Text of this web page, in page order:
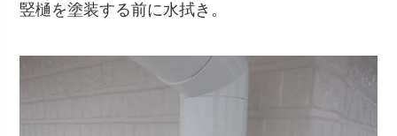
竪樋を塗装する前に水拭き。